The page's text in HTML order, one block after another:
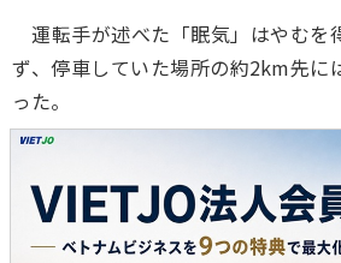
運転手が述べた「眠気」はやむを
ず、停車していた場所の約2km先に
った。